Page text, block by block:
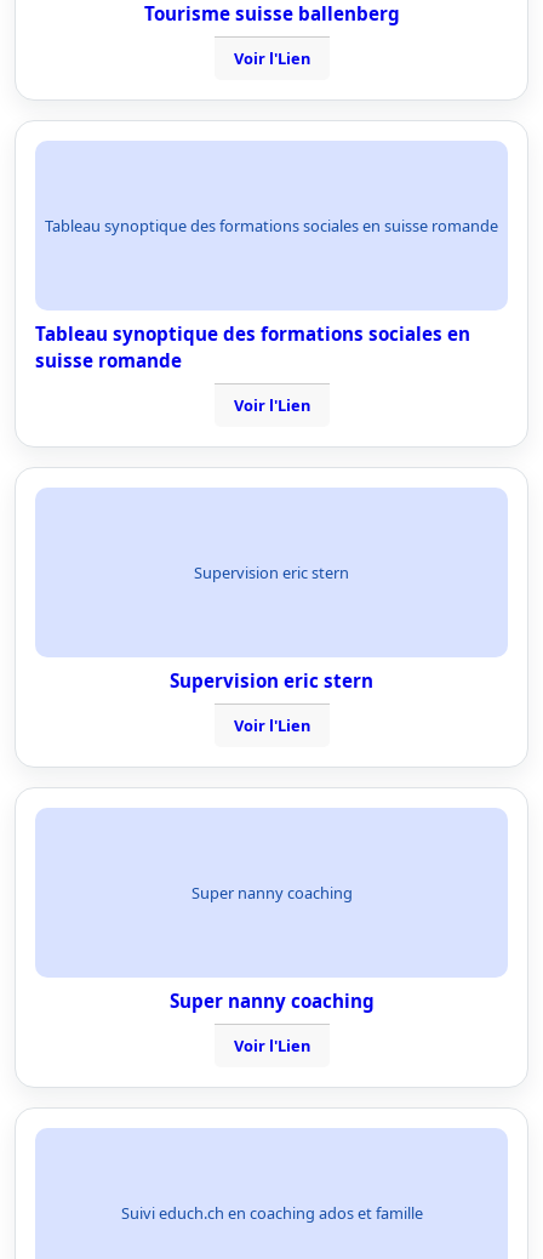
Tourisme suisse ballenberg
Voir l'Lien
Tableau synoptique des formations sociales en suisse romande
Tableau synoptique des formations sociales en
suisse romande
Voir l'Lien
Supervision eric stern
Supervision eric stern
Voir l'Lien
Super nanny coaching
Super nanny coaching
Voir l'Lien
Suivi educh.ch en coaching ados et famille